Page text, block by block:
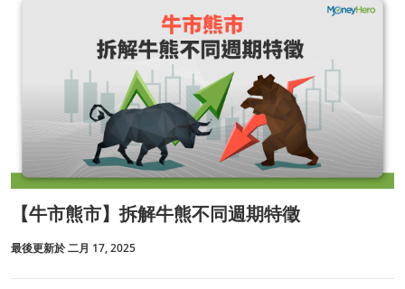
【牛市熊市】拆解牛熊不同週期特徵
最後更新於 二月 17, 2025